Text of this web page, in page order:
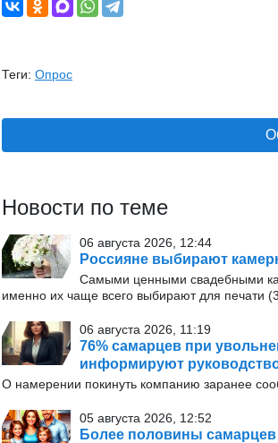
Теги: Опрос
Новости по теме
06 августа 2026, 12:44
Россияне выбирают
Самыми ценными свадебными
именно их чаще всего выбирают для печати
06 августа 2026, 11:19
76% самарцев при
информируют
О намерении покинуть компанию заранее
05 августа 2026, 12:52
Более половины самарцев